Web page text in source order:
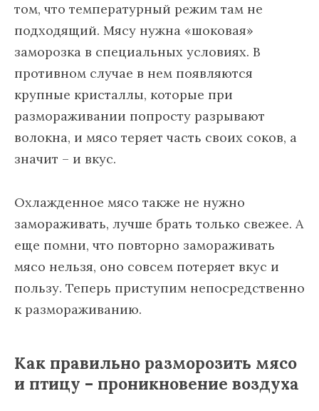
том, что температурный режим там не
подходящий. Мясу нужна «шоковая»
заморозка в специальных условиях. В
противном случае в нем появляются
крупные кристаллы, которые при
размораживании попросту разрывают
волокна, и мясо теряет часть своих соков, а
значит – и вкус.
Охлажденное мясо также не нужно
замораживать, лучше брать только свежее. А
еще помни, что повторно замораживать
мясо нельзя, оно совсем потеряет вкус и
пользу. Теперь приступим непосредственно
к размораживанию.
Как правильно разморозить мясо
и птицу – проникновение воздуха